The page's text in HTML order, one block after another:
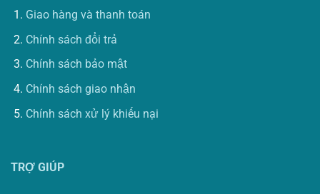
Giao hàng và thanh toán
Chính sách đổi trả
Chính sách bảo mật
Chính sách giao nhận
Chính sách xử lý khiếu nại
TRỢ GIÚP